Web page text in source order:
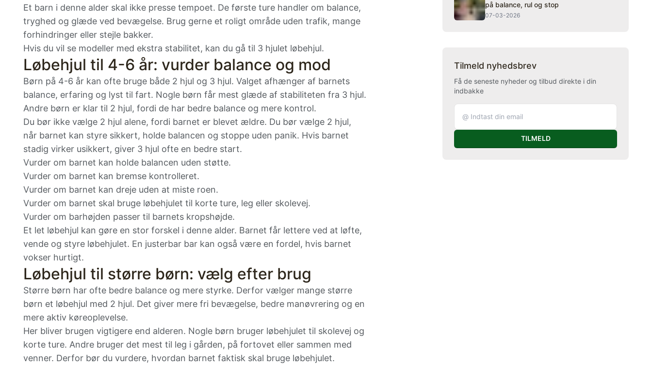
Et barn i denne alder skal ikke presse tempoet. De første ture handler om balance,
tryghed og glæde ved bevægelse. Brug gerne et roligt område uden trafik, mange
forhindringer eller stejle bakker.
Hvis du vil se modeller med ekstra stabilitet, kan du gå til 3 hjulet løbehjul.
Løbehjul til 4-6 år: vurder balance og mod
Børn på 4-6 år kan ofte bruge både 2 hjul og 3 hjul. Valget afhænger af barnets
balance, erfaring og lyst til fart. Nogle børn får mest glæde af stabiliteten fra 3 hjul.
Andre børn er klar til 2 hjul, fordi de har bedre balance og mere kontrol.
Du bør ikke vælge 2 hjul alene, fordi barnet er blevet ældre. Du bør vælge 2 hjul,
når barnet kan styre sikkert, holde balancen og stoppe uden panik. Hvis barnet
stadig virker usikkert, giver 3 hjul ofte en bedre start.
Vurder om barnet kan holde balancen uden støtte.
Vurder om barnet kan bremse kontrolleret.
Vurder om barnet kan dreje uden at miste roen.
Vurder om barnet skal bruge løbehjulet til korte ture, leg eller skolevej.
Vurder om barhøjden passer til barnets kropshøjde.
Et let løbehjul kan gøre en stor forskel i denne alder. Barnet får lettere ved at løfte,
vende og styre løbehjulet. En justerbar bar kan også være en fordel, hvis barnet
vokser hurtigt.
Løbehjul til større børn: vælg efter brug
Større børn har ofte bedre balance og mere styrke. Derfor vælger mange større
børn et løbehjul med 2 hjul. Det giver mere fri bevægelse, bedre manøvrering og en
mere aktiv køreoplevelse.
Her bliver brugen vigtigere end alderen. Nogle børn bruger løbehjulet til skolevej og
korte ture. Andre bruger det mest til leg i gården, på fortovet eller sammen med
venner. Derfor bør du vurdere, hvordan barnet faktisk skal bruge løbehjulet.
på balance, rul og stop
07-03-2026
Tilmeld nyhedsbrev
Få de seneste nyheder og tilbud direkte i din
indbakke
TILMELD